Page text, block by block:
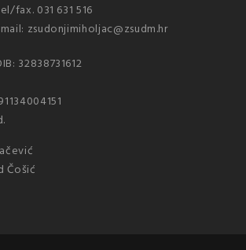
fax. 031 631 516
zsudonjimiholjac@zsudm.hr
32838731612
Čošić